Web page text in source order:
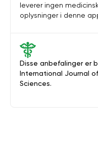
Disse anbefalinger er
International Journal
Sciences.
leverer ingen
oplysninger i denne